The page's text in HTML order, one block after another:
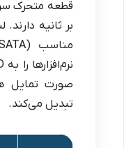
صورت تمایل
تبدیل می‌کند.